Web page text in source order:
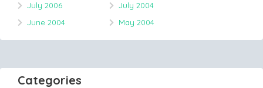
July 2006
July 2004
June 2004
May 2004
Categories